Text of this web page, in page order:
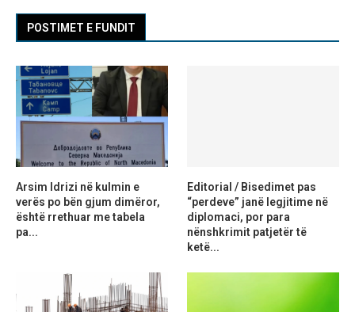
POSTIMET E FUNDIT
Arsim Idrizi në kulmin e
verës po bën gjum dimëror,
është rrethuar me tabela
pa...
Editorial / Bisedimet pas
“perdeve” janë legjitime në
diplomaci, por para
nënshkrimit patjetër të
ketë...